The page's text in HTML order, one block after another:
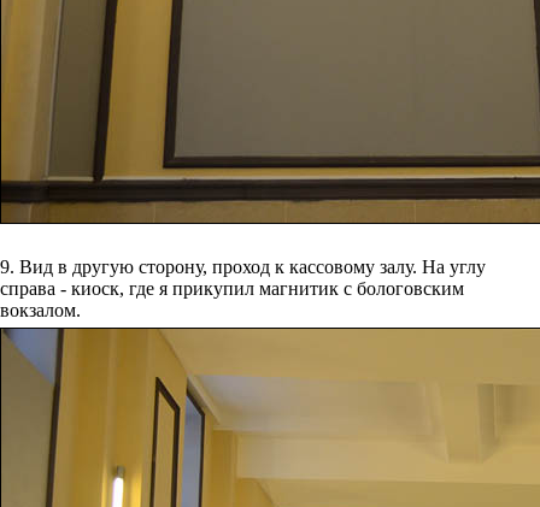
9. Вид в другую сторону, проход к кассовому залу. На углу
справа - киоск, где я прикупил магнитик с бологовским
вокзалом.